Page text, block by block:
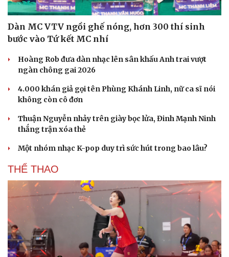
Du lịch
Tư vấn
Podcast
Câu chuyện thời sự
Dàn MC VTV ngồi ghế nóng, hơn 300 thí sinh
bước vào Tứ kết MC nhí
Hoàng Rob đưa dàn nhạc lên sân khấu Anh trai vượt
ngàn chông gai 2026
4.000 khán giả gọi tên Phùng Khánh Linh, nữ ca sĩ nói
không còn cô đơn
Thuận Nguyễn nhảy trên giày bọc lửa, Đinh Mạnh Ninh
thắng trận xóa thẻ
Một nhóm nhạc K-pop duy trì sức hút trong bao lâu?
THỂ THAO